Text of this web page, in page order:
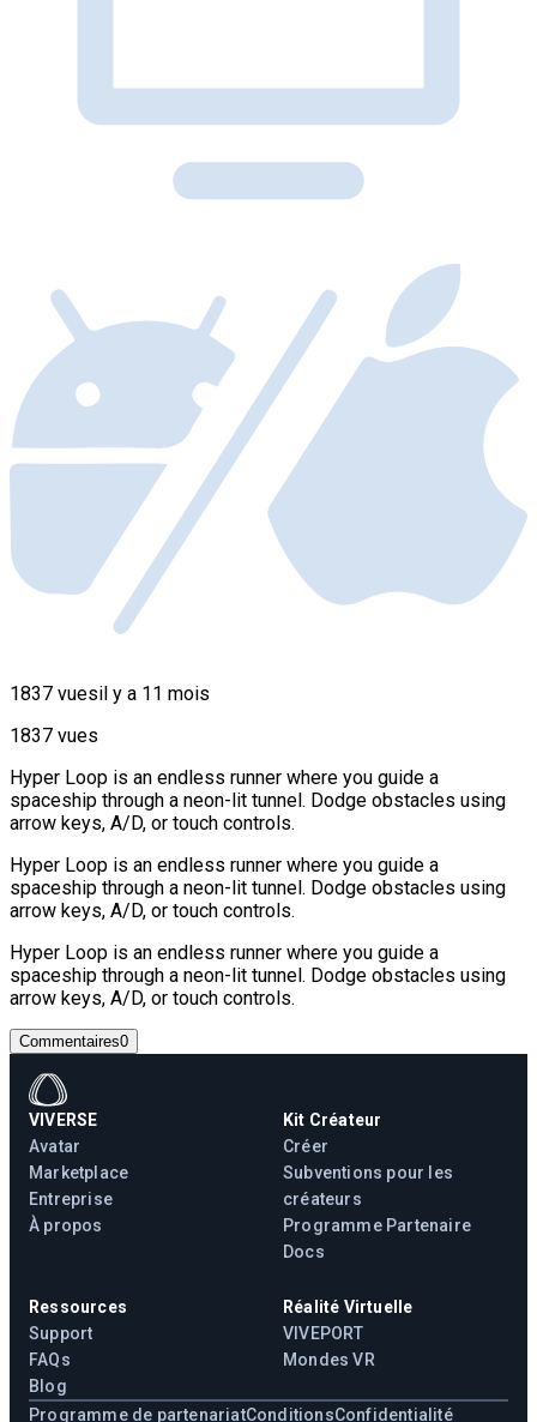
1837 vuesil y a 11 mois
1837 vues
Hyper Loop is an endless runner where you guide a
spaceship through a neon-lit tunnel. Dodge obstacles using
arrow keys, A/D, or touch controls.
Hyper Loop is an endless runner where you guide a
spaceship through a neon-lit tunnel. Dodge obstacles using
arrow keys, A/D, or touch controls.
Hyper Loop is an endless runner where you guide a
spaceship through a neon-lit tunnel. Dodge obstacles using
arrow keys, A/D, or touch controls.
Commentaires0
VIVERSE
Avatar
Marketplace
Entreprise
À propos
Kit Créateur
Créer
Subventions pour les
créateurs
Programme Partenaire
Docs
Ressources
Support
FAQs
Blog
Réalité Virtuelle
VIVEPORT
Mondes VR
Programme de partenariatConditionsConfidentialité